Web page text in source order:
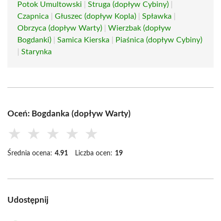
Potok Umultowski Struga (dopływ Cybiny)
Czapnica
Głuszec (dopływ Kopla) Spławka
Obrzyca (dopływ Warty)
Wierzbak (dopływ
Bogdanki)
Samica Kierska
Piaśnica (dopływ Cybiny)
Starynka
Oceń: Bogdanka (dopływ Warty)
★ ★ ★ ★ ★
Średnia ocena: 4.91 Liczba ocen: 19
Udostępnij